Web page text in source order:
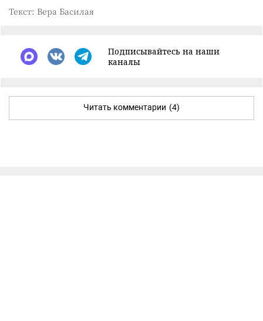
Текст: Вера Басилая
Подписывайтесь на наши
каналы
Читать комментарии (4)